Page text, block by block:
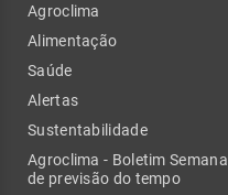
Agroclima
Alimentação
Saúde
Alertas
Sustentabilidade
Agroclima - Boletim Semanal
de previsão do tempo